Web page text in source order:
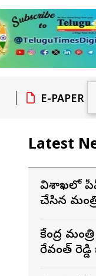
E-PAPER
Latest
విశాఖలో
చేసిన
కేంద్ర
రేవంత్